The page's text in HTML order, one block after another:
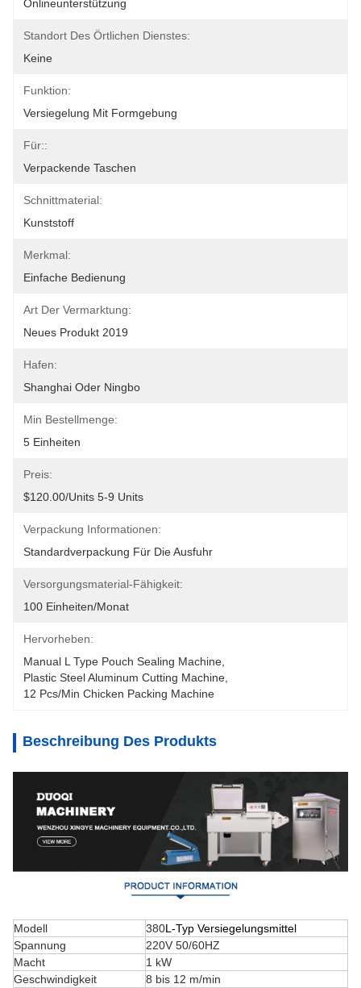
Onlineunterstützung
Standort Des Örtlichen Dienstes:
Keine
Funktion:
Versiegelung Mit Formgebung
Für::
Verpackende Taschen
Schnittmaterial:
Kunststoff
Merkmal:
Einfache Bedienung
Art Der Vermarktung:
Neues Produkt 2019
Hafen:
Shanghai Oder Ningbo
Min Bestellmenge:
5 Einheiten
Preis:
$120.00/units 5-9 Units
Verpackung Informationen:
Standardverpackung Für Die Ausfuhr
Versorgungsmaterial-Fähigkeit:
100 Einheiten/Monat
Hervorheben:
Manual L Type Pouch Sealing Machine
Plastic Steel Aluminum Cutting Machine
12 Pcs/min Chicken Packing Machine
Beschreibung Des Produkts
Modell 380L-Typ Versiegelungsmittel
Spannung
220V 50/60HZ
Macht
1 kW
Geschwindigkeit
8 bis 12 m/min